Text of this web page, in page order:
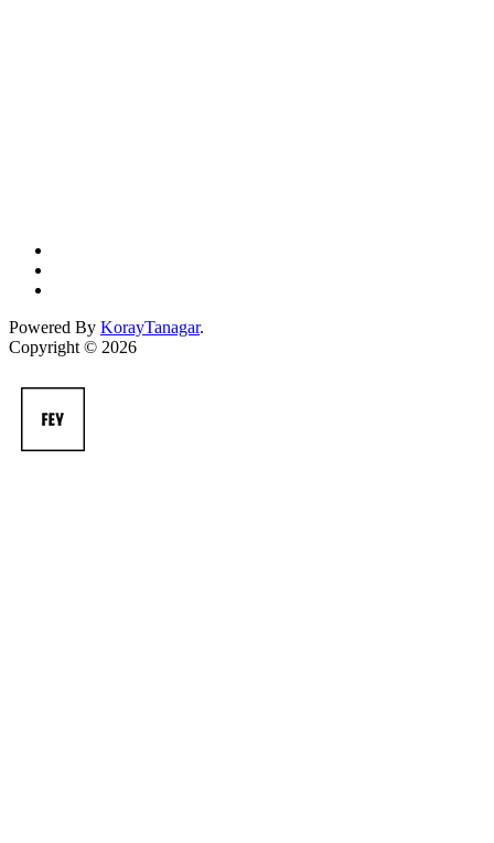
Powered By KorayTanagar.
Copyright © 2026